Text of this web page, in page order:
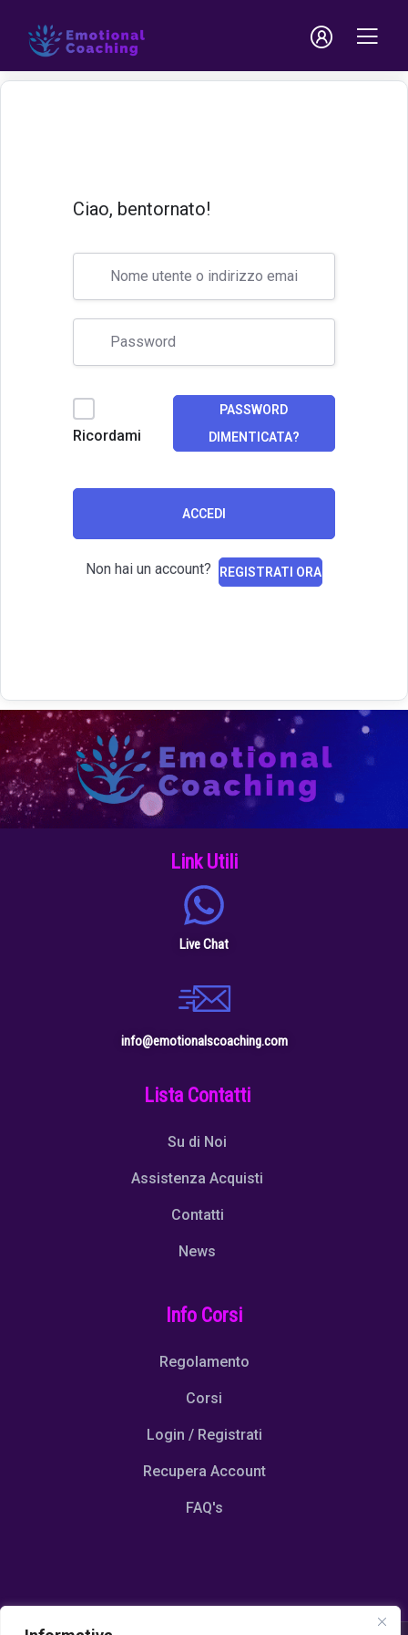
Ciao, bentornato!
Ricordami
PASSWORD
DIMENTICATA?
ACCEDI
Non hai un account? REGISTRATI ORA
Link Utili
Live Chat
info@emotionalscoaching.com
Lista Contatti
Su di Noi
Assistenza Acquisti
Contatti
News
Info Corsi
Regolamento
Corsi
Login / Registrati
Recupera Account
FAQ's